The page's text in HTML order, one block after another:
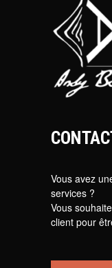
Vous avez
services ?
Vous
client pour